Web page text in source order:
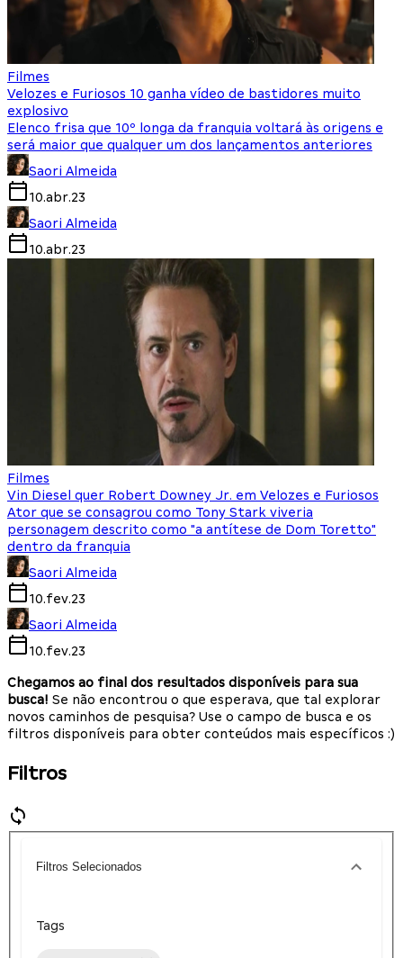
Filmes
Velozes e Furiosos 10 ganha vídeo de bastidores muito
explosivo
Elenco frisa que 10º longa da franquia voltará às origens e
será maior que qualquer um dos lançamentos anteriores
Saori Almeida
10.abr.23
Saori Almeida
10.abr.23
Filmes
Vin Diesel quer Robert Downey Jr. em Velozes e Furiosos
Ator que se consagrou como Tony Stark viveria
personagem descrito como "a antítese de Dom Toretto"
dentro da franquia
Saori Almeida
10.fev.23
Saori Almeida
10.fev.23
Chegamos ao final dos resultados disponíveis para sua
busca! Se não encontrou o que esperava, que tal explorar
novos caminhos de pesquisa? Use o campo de busca e os
filtros disponíveis para obter conteúdos mais específicos :)
Filtros
Filtros Selecionados
Tags